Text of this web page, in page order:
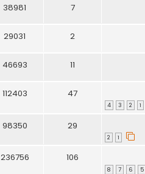
7
38981
2
29031
11
46693
1
2
3
4
47
112403
1
2
29
98350
5
6
7
8
106
236756